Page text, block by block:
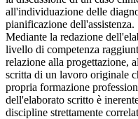
all'individuazione delle
pianificazione dell'assistenza.
Mediante la redazione
livello di competenza
relazione alla progettazione,
scritta di un lavoro originale
propria formazione
dell'elaborato scritto è
discipline strettamente